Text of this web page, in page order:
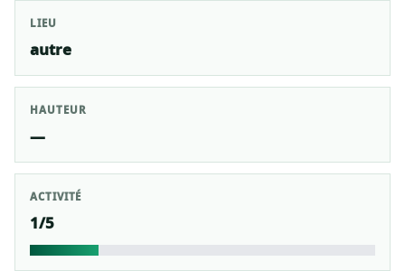
LIEU
autre
HAUTEUR
—
ACTIVITÉ
1/5